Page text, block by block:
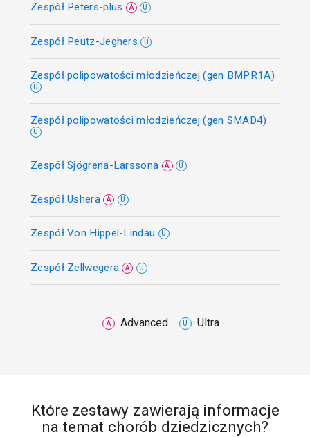
Zespół Peters-plus A U
Zespół Peutz-Jeghers U
Zespół polipowatości młodzieńczej (gen BMPR1A)
U
Zespół polipowatości młodzieńczej (gen SMAD4)
U
Zespół Sjögrena-Larssona A U
Zespół Ushera A U
Zespół Von Hippel-Lindau U
Zespół Zellwegera A U
A Advanced U Ultra
Które zestawy zawierają informacje
na temat chorób dziedzicznych?